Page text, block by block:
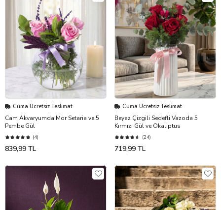
Cuma Ücretsiz Teslimat
Cam Akvaryumda Mor Setaria ve 5
Pembe Gül
(4)
839,99 TL
Cuma Ücretsiz Teslimat
Beyaz Çizgili Sedefli Vazoda 5
Kırmızı Gül ve Okaliptus
(24)
719,99 TL